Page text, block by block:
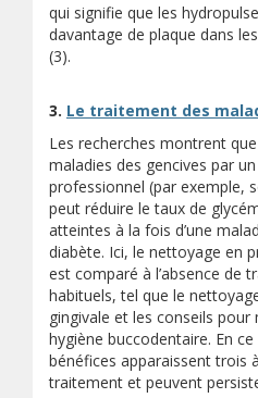
qui signifie que les
davantage de plaque dans
(3).
3. Le traitement des
Les recherches montrent
maladies des gencives par
professionnel (par exemple,
peut réduire le taux de
atteintes à la fois d’une
diabète. Ici, le nettoyage en
est comparé à l’absence de
habituels, tel que le
gingivale et les conseils
hygiène buccodentaire. En
bénéfices apparaissent trois
traitement et peuvent